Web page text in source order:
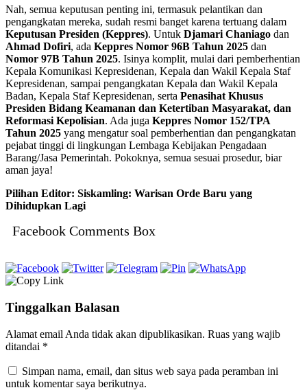
Nah, semua keputusan penting ini, termasuk pelantikan dan
pengangkatan mereka, sudah resmi banget karena tertuang dalam
Keputusan Presiden (Keppres). Untuk Djamari Chaniago dan
Ahmad Dofiri, ada Keppres Nomor 96B Tahun 2025 dan
Nomor 97B Tahun 2025. Isinya komplit, mulai dari pemberhentian
Kepala Komunikasi Kepresidenan, Kepala dan Wakil Kepala Staf
Kepresidenan, sampai pengangkatan Kepala dan Wakil Kepala
Badan, Kepala Staf Kepresidenan, serta Penasihat Khusus
Presiden Bidang Keamanan dan Ketertiban Masyarakat, dan
Reformasi Kepolisian. Ada juga Keppres Nomor 152/TPA
Tahun 2025 yang mengatur soal pemberhentian dan pengangkatan
pejabat tinggi di lingkungan Lembaga Kebijakan Pengadaan
Barang/Jasa Pemerintah. Pokoknya, semua sesuai prosedur, biar
aman jaya!
Pilihan Editor: Siskamling: Warisan Orde Baru yang
Dihidupkan Lagi
Facebook Comments Box
Tinggalkan Balasan
Alamat email Anda tidak akan dipublikasikan. Ruas yang wajib
ditandai *
Simpan nama, email, dan situs web saya pada peramban ini
untuk komentar saya berikutnya.